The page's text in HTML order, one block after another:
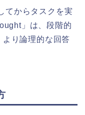
てからタスクを実
」は、段階的
り論理的な回答